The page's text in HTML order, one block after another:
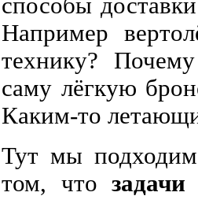
способы
Например
технику?
саму лёгкую
Каким-то
Тут мы
том, что